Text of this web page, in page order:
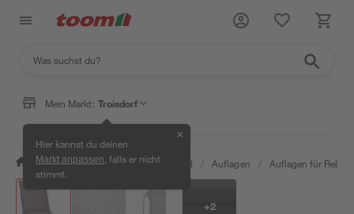
Mein Markt: Troisdorf
Hier kannst du deinen
Markt anpassen , falls er nicht
stimmt.
✕
/ Garten & Freizeit / Gartenmöbel / Auflagen / Auflagen für
+2